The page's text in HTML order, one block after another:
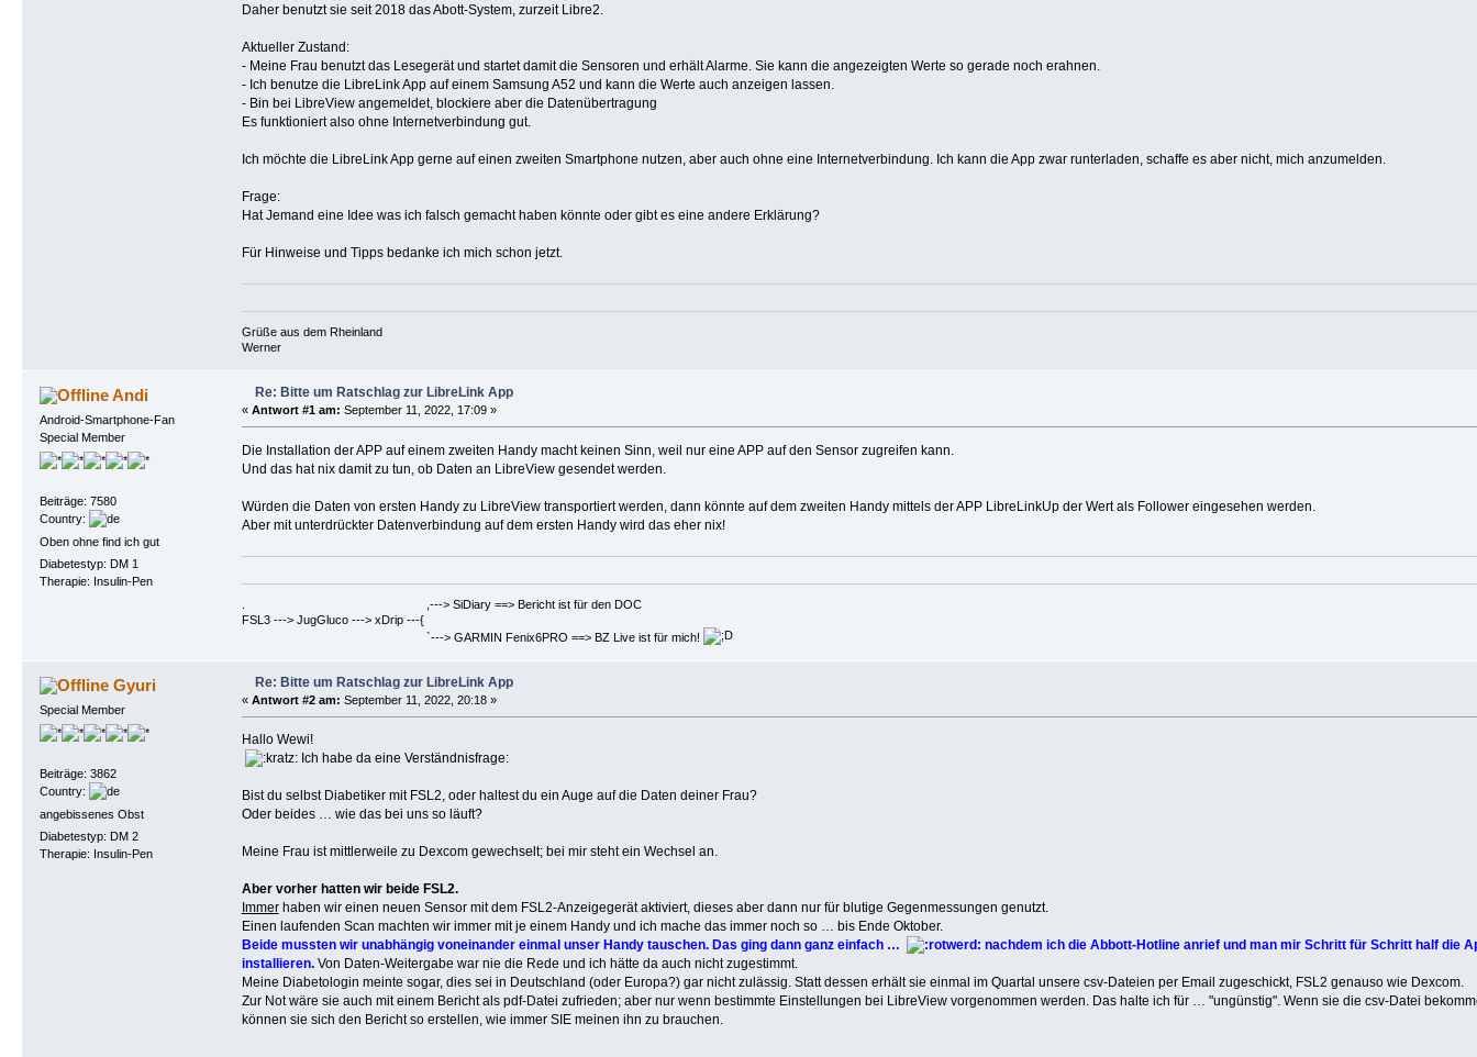
Daher benutzt sie seit 2018 das Abott-System, zurzeit Libre2.
Aktueller Zustand:
- Meine Frau benutzt das Lesegerät und startet damit die Sensoren und erhält Alarme. Sie kann die angezeigten Werte so gerade noch erahnen.
- Ich benutze die LibreLink App auf einem Samsung A52 und kann die Werte auch anzeigen lassen.
- Bin bei LibreView angemeldet, blockiere aber die Datenübertragung
Es funktioniert also ohne Internetverbindung gut.
Ich möchte die LibreLink App gerne auf einen zweiten Smartphone nutzen, aber auch ohne eine Internetverbindung. Ich kann die App zwar runterladen, schaffe es aber nicht, mich anzumelden.
Frage:
Hat Jemand eine Idee was ich falsch gemacht haben könnte oder gibt es eine andere Erklärung?
Für Hinweise und Tipps bedanke ich mich schon jetzt.
Grüße aus dem Rheinland
Werner
Andi
Android-Smartphone-Fan
Special Member
Beiträge: 7580
Country:
Oben ohne find ich gut
Diabetestyp: DM 1
Therapie: Insulin-Pen
Re: Bitte um Ratschlag zur LibreLink App
« Antwort #1 am: September 11, 2022, 17:09 »
Die Installation der APP auf einem zweiten Handy macht keinen Sinn, weil nur eine APP auf den Sensor zugreifen kann.
Und das hat nix damit zu tun, ob Daten an LibreView gesendet werden.
Würden die Daten von ersten Handy zu LibreView transportiert werden, dann könnte auf dem zweiten Handy mittels der APP LibreLinkUp der Wert als Follower eingesehen werden.
Aber mit unterdrückter Datenverbindung auf dem ersten Handy wird das eher nix!
. ,---> SiDiary ==> Bericht ist für den DOC
FSL3 ---> JugGluco ---> xDrip ---{
`---> GARMIN Fenix6PRO ==> BZ Live ist für mich!
Gyuri
Special Member
Beiträge: 3862
Country:
angebissenes Obst
Diabetestyp: DM 2
Therapie: Insulin-Pen
Re: Bitte um Ratschlag zur LibreLink App
« Antwort #2 am: September 11, 2022, 20:18 »
Hallo Wewi!
Ich habe da eine Verständnisfrage:
Bist du selbst Diabetiker mit FSL2, oder haltest du ein Auge auf die Daten deiner Frau?
Oder beides … wie das bei uns so läuft?
Meine Frau ist mittlerweile zu Dexcom gewechselt; bei mir steht ein Wechsel an.
Aber vorher hatten wir beide FSL2.
Immerhaben wir einen neuen Sensor mit dem FSL2-Anzeigegerät aktiviert, dieses aber dann nur für blutige Gegenmessungen genutzt.
Einen laufenden Scan machten wir immer mit je einem Handy und ich mache das immer noch so … bis Ende Oktober.
Beide mussten wir unabhängig voneinander einmal unser Handy tauschen. Das ging dann ganz einfach …
nachdem ich die Abbott-Hotline anrief und man mir Schritt für Schritt half die
installieren.Von Daten-Weitergabe war nie die Rede und ich hätte da auch nicht zugestimmt.
Meine Diabetologin meinte sogar, dies sei in Deutschland (oder Europa?) gar nicht zulässig. Statt dessen erhält sie einmal im Quartal unsere csv-Dateien per Email zugeschickt, FSL2 genauso wie Dexcom.
Zur Not wäre sie auch mit einem Bericht als pdf-Datei zufrieden; aber nur wenn bestimmte Einstellungen bei LibreView vorgenommen werden. Das halte ich für … "ungünstig". Wenn sie die csv-Datei
können sie sich den Bericht so erstellen, wie immer SIE meinen ihn zu brauchen.